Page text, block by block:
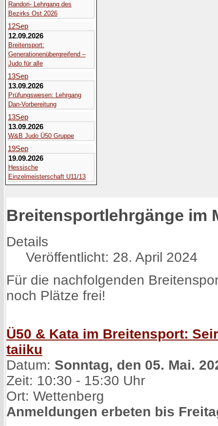
Randori- Lehrgang des
Bezirks Ost 2026
12Sep
12.09.2026
Breitensport:
Generationenübergreifend –
Judo für alle
13Sep
13.09.2026
Prüfungswesen: Lehrgang
Dan-Vorbereitung
13Sep
13.09.2026
W&B Judo Ü50 Gruppe
19Sep
19.09.2026
Hessische
Einzelmeisterschaft U11/13
Breitensportlehrgänge im
Details
Veröffentlicht: 28. April 2024
Für die nachfolgenden
noch Plätze frei!
Ü50 & Kata im Breitensport:
taiiku
Datum: Sonntag, den 05. Mai.
Zeit: 10:30 - 15:30 Uhr
Ort: Wettenberg
Anmeldungen erbeten bis